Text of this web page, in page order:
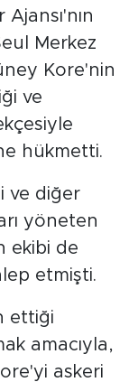
Merkez
Kore'nin
ve
hükmetti.
ve diğer
yöneten
ekibi de
etmişti.
ettiği
amacıyla,
askeri